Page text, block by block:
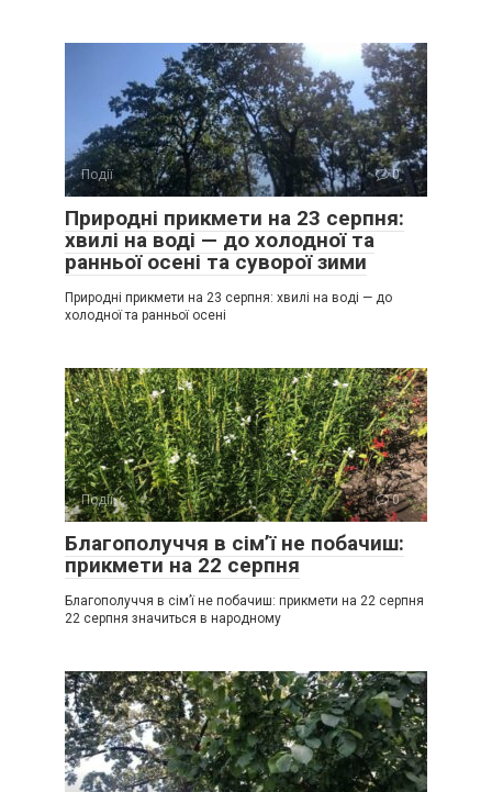
Події 0
Природні прикмети на 23 серпня:
хвилі на воді — до холодної та
ранньої осені та суворої зими
Природні прикмети на 23 серпня: хвилі на воді — до
холодної та ранньої осені
Події 0
Благополуччя в сім’ї не побачиш:
прикмети на 22 серпня
Благополуччя в сім’ї не побачиш: прикмети на 22 серпня
22 серпня значиться в народному